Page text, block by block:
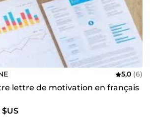
5,0 (6)
lettre de motivation en français